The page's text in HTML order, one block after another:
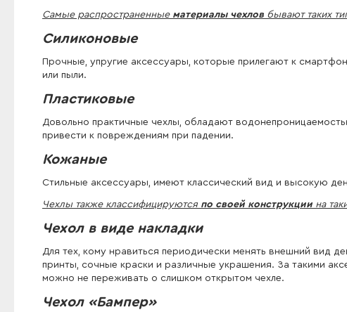
Самые распространенные материалы чехлов бывают таких
Силиконовые
Прочные, упругие аксессуары, которые прилегают к
или пыли.
Пластиковые
Довольно практичные чехлы, обладают
привести к повреждениям при падении.
Кожаные
Стильные аксессуары, имеют классический вид и высокую
Чехлы также классифицируются по своей конструкции на
Чехол в виде накладки
Для тех, кому нравиться периодически менять внешний вид
принты, сочные краски и различные украшения. За такими
можно не переживать о слишком открытом чехле.
Чехол «Бампер»